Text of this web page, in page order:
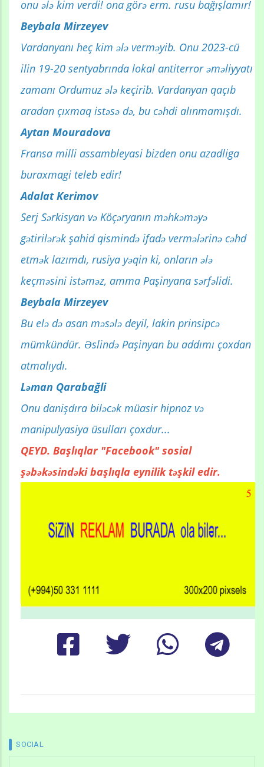
оnu ələ kim verdi! ona görə erm. rusu bağışlamır!
Beybala Mirzeyev
Vardanyanı heç kim ələ verməyib. Onu 2023-cü
ilin 19-20 sentyabrında lokal antiterror əməliyyatı
zamanı Ordumuz ələ keçirib. Vardanyan qaçıb
aradan çıxmaq istəsə də, bu cəhdi alınmamışdı.
Aytan Mouradova
Fransa milli assambleyasi bizden onu azadliga
buraxmagi teleb edir!
Adalat Kerimov
Serj Sərkisyan və Köçəryanın məhkəməyə
gətirilərək şahid qismində ifadə vermələrinə cəhd
etmək lazımdı, rusiya yəqin ki, onların ələ
keçməsini istəməz, amma Paşinyana sərfəlidi.
Beybala Mirzeyev
Bu elə də asan məsələ deyil, lakin prinsipcə
mümkündür. Əslində Paşinyan bu addımı çoxdan
atmalıydı.
Ləman Qarabağli
Onu danişdıra biləcək müasir hipnoz və
manipulyasiya üsulları çoxdur...
QEYD. Başlıqlar "Facebook" sosial
şəbəkəsindəki başlıqla eynilik təşkil edir.
SOCIAL